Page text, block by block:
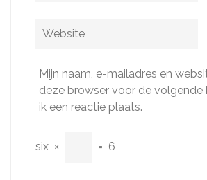
Website
Mijn naam, e-mailadres en
deze browser voor de volgende
ik een reactie plaats.
six × = 6